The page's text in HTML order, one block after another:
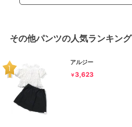
その他パンツの人気ランキング
アルジー
￥3,623